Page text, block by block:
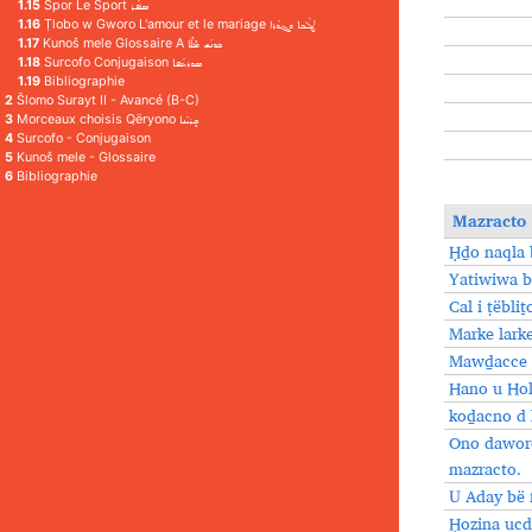
1.15
Spor Le Sport ܣܦ݁ܳܪ
1.16
Ṭlobo w Gworo L'amour et le mariage ܛܠܳܒܐ ܘܓܘܳܪܐ
1.17
Kunoš mele Glossaire A ܟܘܢܳܫ ܡܶܠܶܐ
1.18
Surcofo Conjugaison ܣܘܪܥܳܦܐ
1.19Bibliographie
2Šlomo Surayt II - Avancé (B-C)
3
Morceaux choisis Qëryono ܩܷܪܝܳܢܐ
4Surcofo - Conjugaison
5Kunoš mele - Glossaire
6Bibliographie
Mazracto
Ḥḏo
Yatiwiwa
Cal i
Marke
Hano u
koḏacno
Ono
mazracto.
U Aday
Ḥozina